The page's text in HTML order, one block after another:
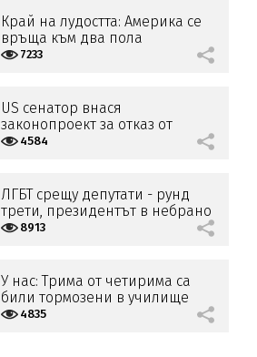
Край на лудостта: Америка се
връща към два пола
7233
US сенатор внася
законопроект за отказ от
половата идентичност
4584
ЛГБТ срещу депутати - рунд
трети, президентът в небрано
лозе8913
У нас: Трима от четирима са
били тормозени в училище
заради половата си
4835